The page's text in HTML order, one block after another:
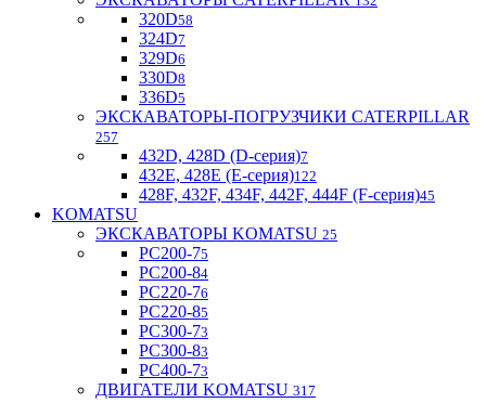
320D58
324D7
329D6
330D8
336D5
ЭКСКАВАТОРЫ-ПОГРУЗЧИКИ CATERPILLAR
257
432D, 428D (D-серия)7
432E, 428E (E-серия)122
428F, 432F, 434F, 442F, 444F (F-серия)45
KOMATSU
ЭКСКАВАТОРЫ KOMATSU 25
PC200-75
PC200-84
PC220-76
PC220-85
PC300-73
PC300-83
PC400-73
ДВИГАТЕЛИ KOMATSU 317